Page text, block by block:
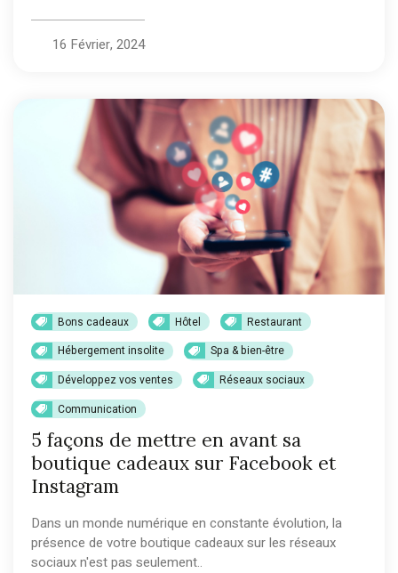
16 Février, 2024
Bons cadeaux Hôtel
Restaurant
Hébergement insolite
Spa & bien-être
Développez vos ventes
Réseaux sociaux
Communication
5 façons de mettre en avant sa
boutique cadeaux sur Facebook et
Instagram
Dans un monde numérique en constante évolution, la
présence de votre boutique cadeaux sur les réseaux
sociaux n'est pas seulement..